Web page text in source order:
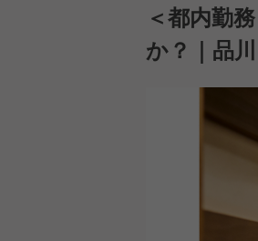
＜都内勤
か？｜品川